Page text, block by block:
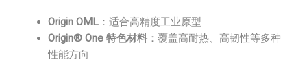
Origin OML ：适合高精度工业原型
Origin® One 特色材料 ：覆盖高耐热、高韧性等多种
性能方向